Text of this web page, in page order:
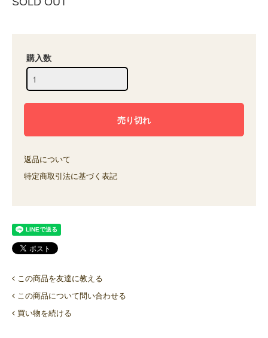
購入数
返品について
特定商取引法に基づく表記
この商品を友達に教える
この商品について問い合わせる
買い物を続ける